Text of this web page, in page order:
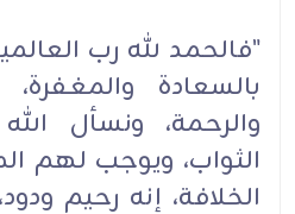
"فالحمد لله رب
بالسعادة والمغفرة،
والرحمة، ونسأل
الثواب، ويوجب لهم
الخلافة، إنه رحيم